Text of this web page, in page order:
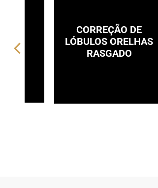
CORREÇÃO DE
LÓBULOS ORELHAS
RASGADO